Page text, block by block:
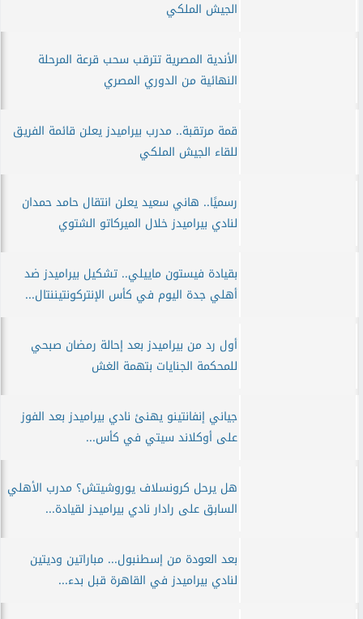
الجيش الملكي
الأندية المصرية تترقب سحب قرعة المرحلة
النهائية من الدوري المصري
قمة مرتقبة.. مدرب بيراميدز يعلن قائمة الفريق
للقاء الجيش الملكي
رسميًا.. هاني سعيد يعلن انتقال حامد حمدان
لنادي بيراميدز خلال الميركاتو الشتوي
بقيادة فيستون ماييلي.. تشكيل بيراميدز ضد
أهلي جدة اليوم في كأس الإنتركونتيننتال...
أول رد من بيراميدز بعد إحالة رمضان صبحي
للمحكمة الجنايات بتهمة الغش
جياني إنفانتينو يهنئ نادي بيراميدز بعد الفوز
على أوكلاند سيتي في كأس...
هل يرحل كرونسلاف يوروشيتش؟ مدرب الأهلي
السابق على رادار نادي بيراميدز لقيادة...
بعد العودة من إسطنبول... مباراتين وديتين
لنادي بيراميدز في القاهرة قبل بدء...